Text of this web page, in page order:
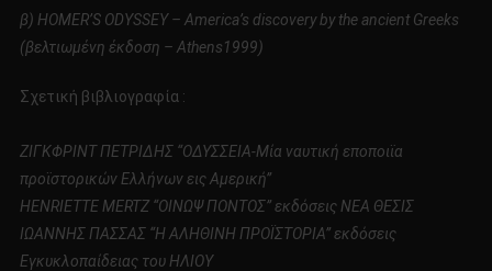
β) HOMER’S ODYSSEY – America’s discovery by the ancient Greeks
(βελτιωμένη έκδοση – Athens1999)
Σχετική βιβλιογραφία :
ΖΙΓΚΦΡΙΝΤ ΠΕΤΡΙΔΗΣ “ΟΔΥΣΣΕΙΑ-Μία ναυτική εποποιϊα
προϊστορικών Ελλήνων εις Αμερική”
HENRIETTE MERTZ “ΟΙΝΩΨ ΠΟΝΤΟΣ” εκδόσεις ΝΕΑ ΘΕΣΙΣ
ΙΩΑΝΝΗΣ ΠΑΣΣΑΣ “Η ΑΛΗΘΙΝΗ ΠΡΟΪΣΤΟΡΙΑ” εκδόσεις
Εγκυκλοπαίδειας του ΗΛΙΟΥ